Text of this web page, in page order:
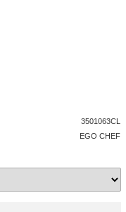
3501063CL
EGO CHEF